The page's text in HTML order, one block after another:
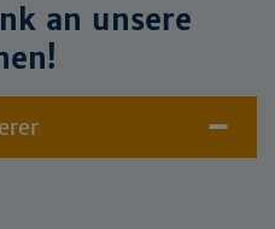
an unsere